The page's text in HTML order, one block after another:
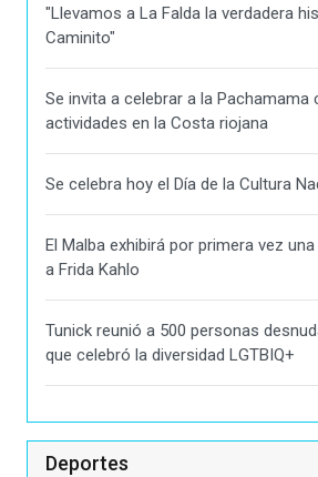
"Llevamos a La Falda la verdadera
Caminito"
Se invita a celebrar a la Pachamama
actividades en la Costa riojana
Se celebra hoy el Día de la Cultura
El Malba exhibirá por primera vez
a Frida Kahlo
Tunick reunió a 500 personas
que celebró la diversidad LGTBIQ+
Deportes